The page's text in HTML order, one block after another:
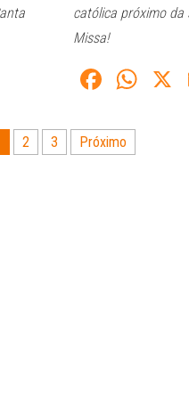
católica próximo da
Missa!
Fa
bo
ok
W
2 3 Próximo